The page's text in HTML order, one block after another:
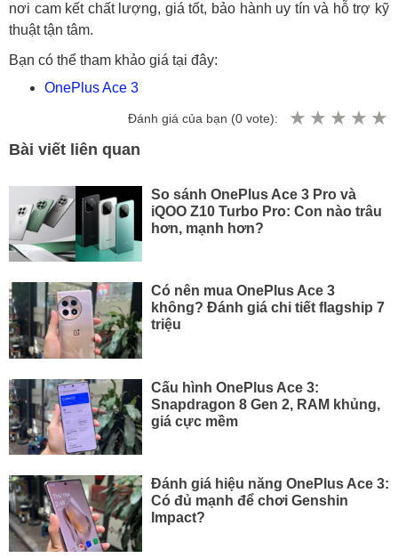
nơi cam kết chất lượng, giá tốt, bảo hành uy tín và hỗ trợ kỹ
thuật tận tâm.
Bạn có thể tham khảo giá tại đây:
OnePlus Ace 3
Đánh giá của bạn (0 vote):
Bài viết liên quan
So sánh OnePlus Ace 3 Pro và
iQOO Z10 Turbo Pro: Con nào trâu
hơn, mạnh hơn?
Có nên mua OnePlus Ace 3
không? Đánh giá chi tiết flagship 7
triệu
Cấu hình OnePlus Ace 3:
Snapdragon 8 Gen 2, RAM khủng,
giá cực mềm
Đánh giá hiệu năng OnePlus Ace 3:
Có đủ mạnh để chơi Genshin
Impact?